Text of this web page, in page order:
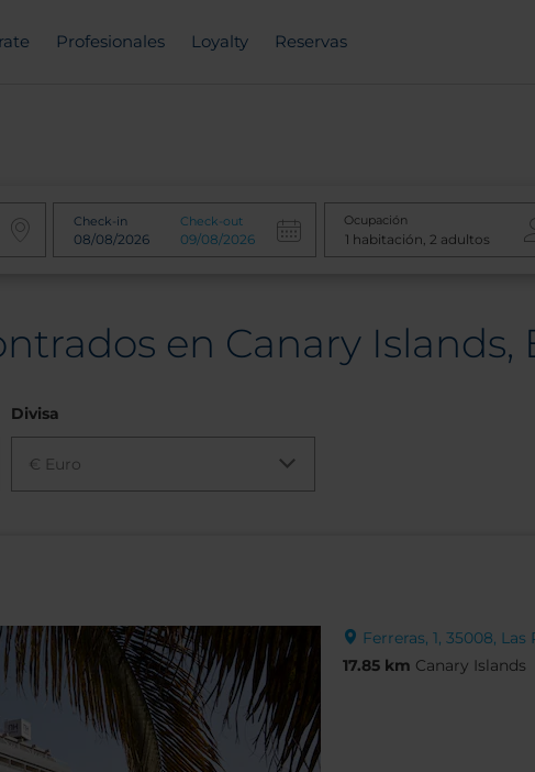
Profesionales Loyalty Reservas
Check-in Check-out Ocupación
en Canary Islands,
Divisa
€ Euro
Ferreras, 1, 35008,
17.85 km Canary Islands